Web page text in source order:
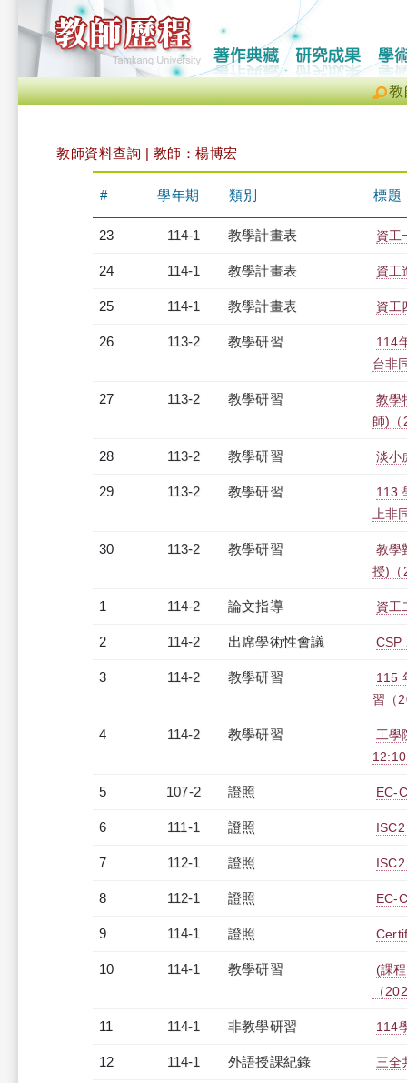
教
教師資料查詢 | 教師：楊博宏
# 學年期 類別 標題
23 114-1 教學計畫表 資工
24 114-1 教學計畫表 資工
25 114-1 教學計畫表 資工
26 113-2 教學研習
114
台非
27 113-2 教學研習
教學
師)
28 113-2 教學研習 淡小
29 113-2 教學研習
113
上
30 113-2 教學研習
教學
授)（
1 114-2 論文指導 資工
2 114-2 出席學術性會議 CSP
3 114-2 教學研習
115
習（
4 114-2 教學研習
工學
5 107-2 證照 EC-
6 111-1 證照
7 112-1 證照
8 112-1 證照 EC-
9 114-1 證照
10 114-1 教學研習
(課
（
11 114-1 非教學研習 114
12 114-1 外語授課紀錄 三全